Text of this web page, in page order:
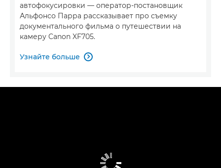
автофокусировки — оператор-постановщик
Альфонсо Парра рассказывает про съемку
документального фильма о путешествии на
камеру Canon XF705.
Узнайте больше 